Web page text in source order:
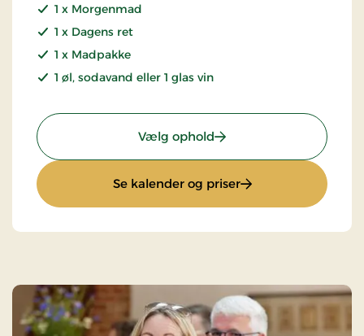
1 x Morgenmad
1 x Dagens ret
1 x Madpakke
1 øl, sodavand eller 1 glas vin
Vælg ophold: Montørpakke
Se kalender og priser: Montørpakke